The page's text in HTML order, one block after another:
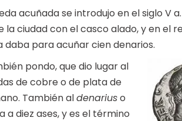
acuñada se introdujo en el siglo V
ciudad con el casco alado, y en el
daba para acuñar cien denarios.
pondo, que dio lugar al
de cobre o de plata de
También aldenariuso
a diez ases, y es el término